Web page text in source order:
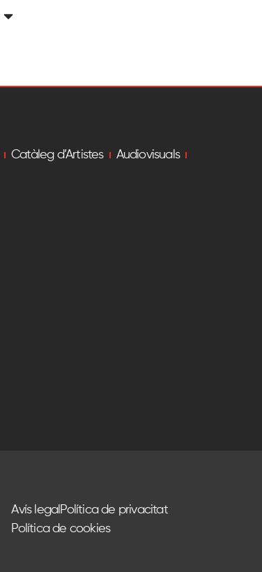
Catàleg d’Artistes
Audiovisuals
Avís legal Política de privacitat
Política de cookies